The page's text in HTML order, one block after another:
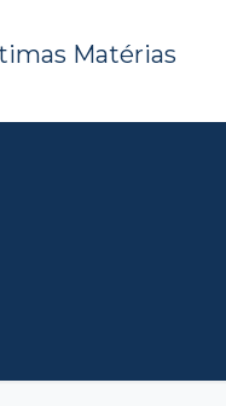
Matérias